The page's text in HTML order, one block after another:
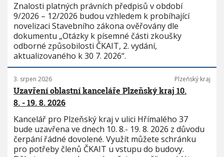
Znalosti platných právních předpisů v období
9/2026 – 12/2026 budou vzhledem k probíhající
novelizaci Stavebního zákona ověřovány dle
dokumentu „Otázky k písemné části zkoušky
odborné způsobilosti ČKAIT, 2. vydání,
aktualizovaného k 30 7. 2026“.
3. srpen 2026 Plzeňský kraj
Uzavření oblastní kanceláře Plzeňský kraj 10.
8. - 19. 8. 2026
Kancelář pro Plzeňský kraj v ulici Hřímalého 37
bude uzavřena ve dnech 10. 8.- 19. 8. 2026 z důvodu
čerpání řádné dovolené. Využít můžete schránku
pro potřeby členů ČKAIT u vstupu do budovy.